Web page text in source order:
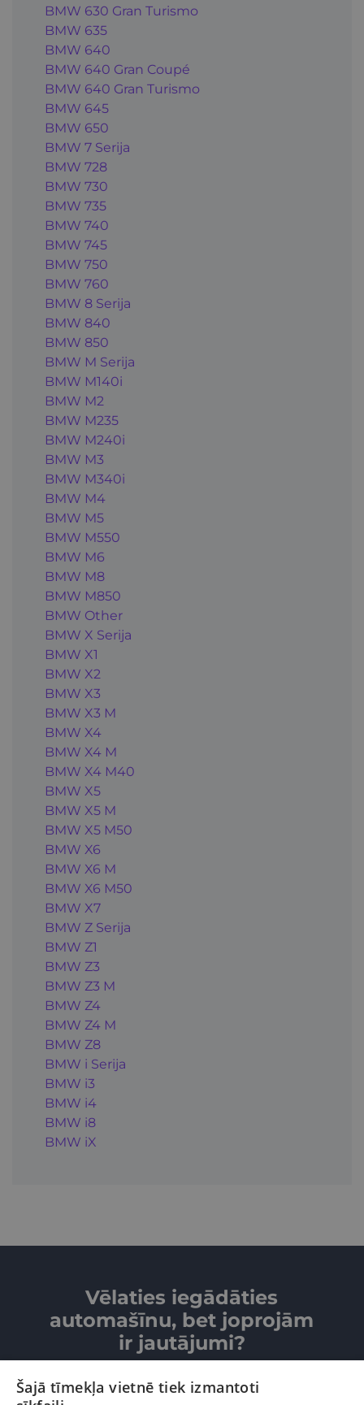
BMW 630 Gran Turismo
BMW 635
BMW 640
BMW 640 Gran Coupé
BMW 640 Gran Turismo
BMW 645
BMW 650
BMW 7 Serija
BMW 728
BMW 730
BMW 735
BMW 740
BMW 745
BMW 750
BMW 760
BMW 8 Serija
BMW 840
BMW 850
BMW M Serija
BMW M140i
BMW M2
BMW M235
BMW M240i
BMW M3
BMW M340i
BMW M4
BMW M5
BMW M550
BMW M6
BMW M8
BMW M850
BMW Other
BMW X Serija
BMW X1
BMW X2
BMW X3
BMW X3 M
BMW X4
BMW X4 M
BMW X4 M40
BMW X5
BMW X5 M
BMW X5 M50
BMW X6
BMW X6 M
BMW X6 M50
BMW X7
BMW Z Serija
BMW Z1
BMW Z3
BMW Z3 M
BMW Z4
BMW Z4 M
BMW Z8
BMW i Serija
BMW i3
BMW i4
BMW i8
BMW iX
Vēlaties iegādāties
automašīnu, bet joprojām
ir jautājumi?
SAZINIETIES AR MUMS
Šajā tīmekļa vietnē tiek izmantoti